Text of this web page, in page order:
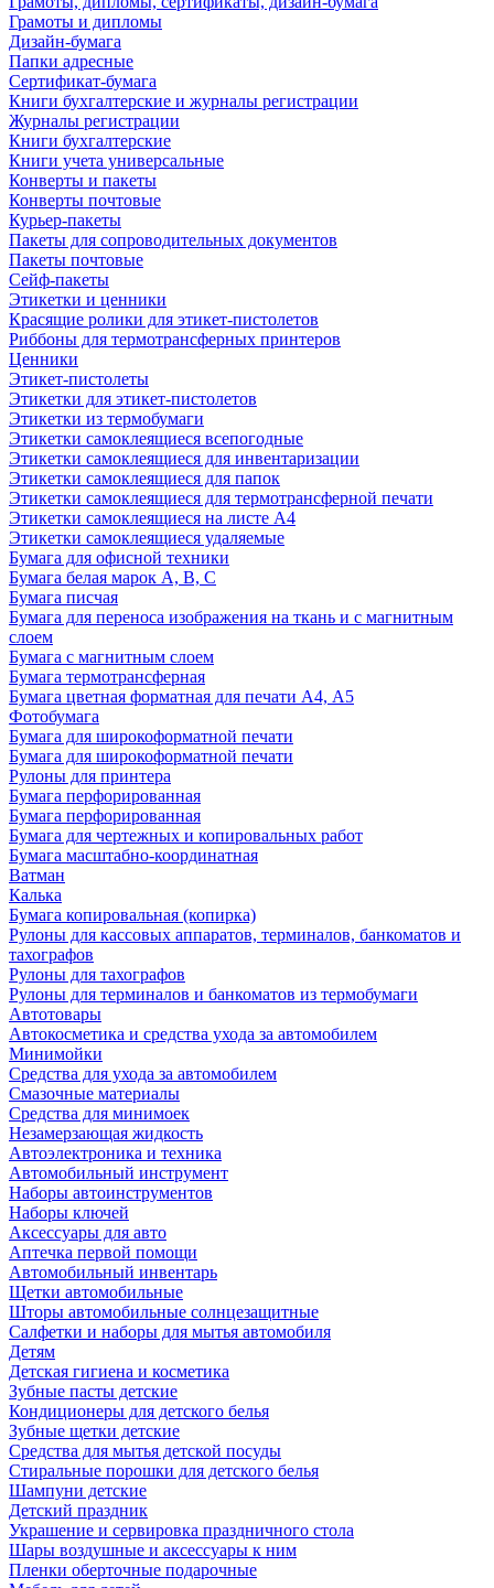
Грамоты и дипломы
Дизайн-бумага
Папки адресные
Сертификат-бумага
Книги бухгалтерские и журналы регистрации
Журналы регистрации
Книги бухгалтерские
Книги учета универсальные
Конверты и пакеты
Конверты почтовые
Курьер-пакеты
Пакеты для сопроводительных документов
Пакеты почтовые
Сейф-пакеты
Этикетки и ценники
Красящие ролики для этикет-пистолетов
Риббоны для термотрансферных принтеров
Ценники
Этикет-пистолеты
Этикетки для этикет-пистолетов
Этикетки из термобумаги
Этикетки самоклеящиеся всепогодные
Этикетки самоклеящиеся для инвентаризации
Этикетки самоклеящиеся для папок
Этикетки самоклеящиеся для термотрансферной печати
Этикетки самоклеящиеся на листе А4
Этикетки самоклеящиеся удаляемые
Бумага для офисной техники
Бумага белая марок А, В, С
Бумага писчая
Бумага для переноса изображения на ткань и с магнитным
слоем
Бумага с магнитным слоем
Бумага термотрансферная
Бумага цветная форматная для печати А4, А5
Фотобумага
Бумага для широкоформатной печати
Бумага для широкоформатной печати
Рулоны для принтера
Бумага перфорированная
Бумага перфорированная
Бумага для чертежных и копировальных работ
Бумага масштабно-координатная
Ватман
Калька
Бумага копировальная (копирка)
Рулоны для кассовых аппаратов, терминалов, банкоматов и
тахографов
Рулоны для тахографов
Рулоны для терминалов и банкоматов из термобумаги
Автотовары
Автокосметика и средства ухода за автомобилем
Минимойки
Средства для ухода за автомобилем
Смазочные материалы
Средства для минимоек
Незамерзающая жидкость
Автоэлектроника и техника
Автомобильный инструмент
Наборы автоинструментов
Наборы ключей
Аксессуары для авто
Аптечка первой помощи
Автомобильный инвентарь
Щетки автомобильные
Шторы автомобильные солнцезащитные
Салфетки и наборы для мытья автомобиля
Детям
Детская гигиена и косметика
Зубные пасты детские
Кондиционеры для детского белья
Зубные щетки детские
Средства для мытья детской посуды
Стиральные порошки для детского белья
Шампуни детские
Детский праздник
Украшение и сервировка праздничного стола
Шары воздушные и аксессуары к ним
Пленки оберточные подарочные